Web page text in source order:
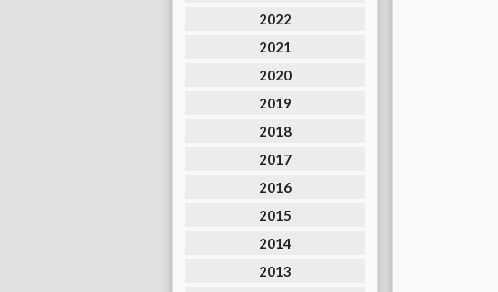
2022
2021
2020
2019
2018
2017
2016
2015
2014
2013